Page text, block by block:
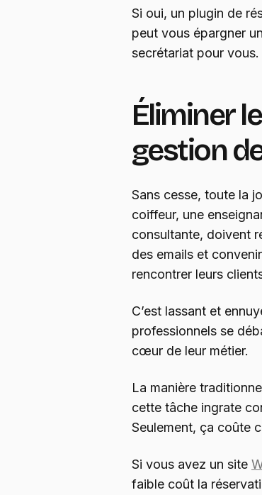
Si oui, un plugin de
peut vous épargner
secrétariat pour
Éliminer
gestion
Sans cesse, toute la
coiffeur, une
consultante, doivent
des emails et
rencontrer leurs
C’est lassant et
professionnels se
cœur de leur métier.
La manière
cette tâche ingrate
Seulement, ça coûte
Si vous avez un site
faible coût la